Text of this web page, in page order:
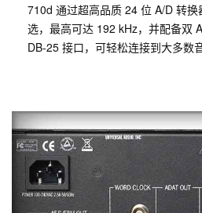
710d 通过超高品质 24 位 A/D 转
选，最高可达 192 kHz，并配备双
DB-25 接口，可轻松连接到大多数